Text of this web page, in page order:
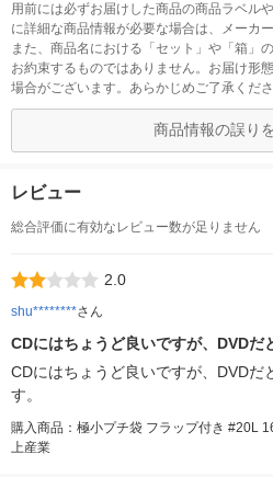
用前には必ずお届けした商品の商品ラベル
に詳細な商品情報が必要な場合は、メーカ
また、商品名における「セット」や「箱」
お約束するものではありません。お届け形
場合がございます。あらかじめご了承くださ
商品情報の誤り
レビュー
総合評価に有効なレビュー数が足りません
2.0
shu********さん
CDにはちょうど良いですが、DVDだ
CDにはちょうど良いですが、DVDだ
す。
購入商品：極小プチ袋 フラップ付き #20L
上産業